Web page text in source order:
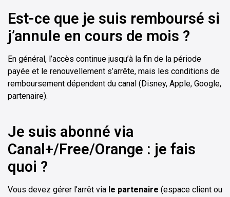
Est-ce que je suis remboursé si
j’annule en cours de mois ?
En général, l’accès continue jusqu’à la fin de la période
payée et le renouvellement s’arrête, mais les conditions de
remboursement dépendent du canal (Disney, Apple, Google,
partenaire).
Je suis abonné via
Canal+/Free/Orange : je fais
quoi ?
Vous devez gérer l’arrêt via le partenaire (espace client ou